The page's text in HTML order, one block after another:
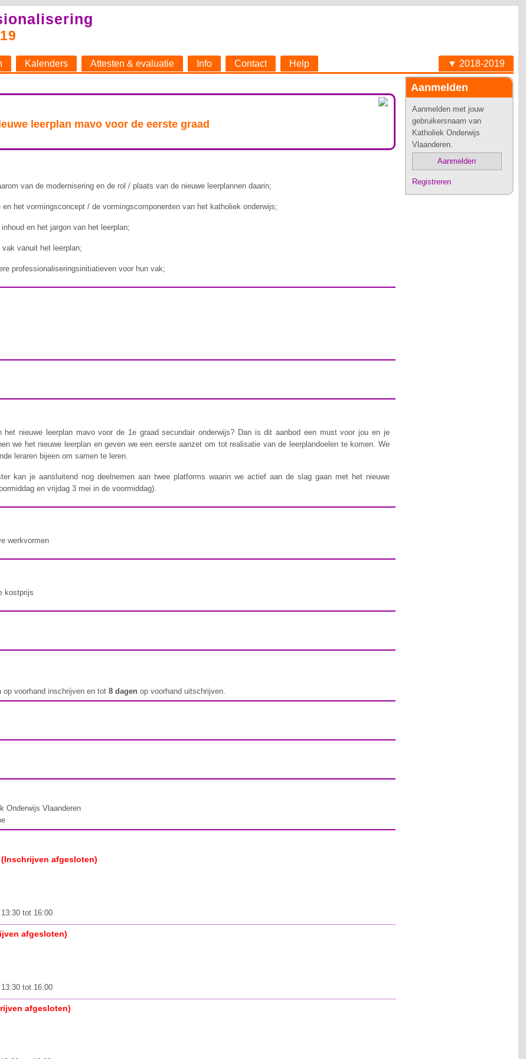
Kalenders Attesten & evaluatie Info Contact Help ▼ 2018-2019
Aanmelden
Aanmelden met jouw
gebruikersnaam van
Katholiek Onderwijs
Vlaanderen.
Aanmelden
Registreren
leerplan mavo voor de eerste graad
van de modernisering en de rol / plaats van de nieuwe leerplannen daarin;
het vormingsconcept / de vormingscomponenten van het katholiek onderwijs;
en het jargon van het leerplan;
vak vanuit het leerplan;
professionaliseringsinitiatieven voor hun vak;
nieuwe leerplan mavo voor de 1e graad secundair onderwijs? Dan is dit aanbod een must voor jou en je
we het nieuwe leerplan en geven we een eerste aanzet om tot realisatie van de leerplandoelen te komen. We
leraren bijeen om samen te leren.
kan je aansluitend nog deelnemen aan twee platforms waarin we actief aan de slag gaan met het nieuwe
en vrijdag 3 mei in de voormiddag).
werkvormen
kostprijs
op voorhand inschrijven en tot8 dagenop voorhand uitschrijven.
Onderwijs Vlaanderen
(Inschrijven afgesloten)
tot 16:00
afgesloten)
tot 16:00
afgesloten)